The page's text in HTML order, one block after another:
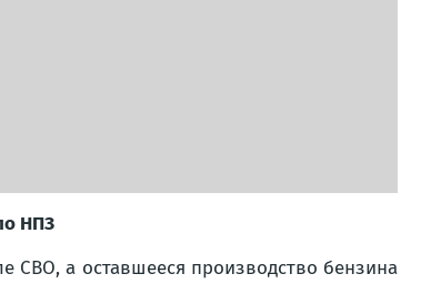
НПЗ
СВО, а оставшееся производство бензина